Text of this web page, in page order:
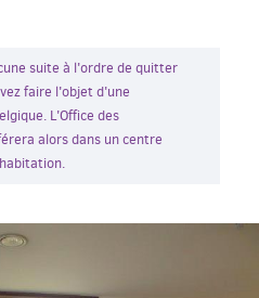
suite à l'ordre de quitter
faire l'objet d'une
L'Office des
alors dans un centre